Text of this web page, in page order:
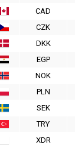
CAD
CZK
DKK
EGP
NOK
PLN
SEK
TRY
XDR